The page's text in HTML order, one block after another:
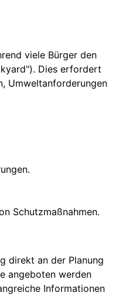
viele Bürger den
Dies erfordert
Umweltanforderungen
Schutzmaßnahmen.
direkt an der Planung
angeboten werden
Informationen